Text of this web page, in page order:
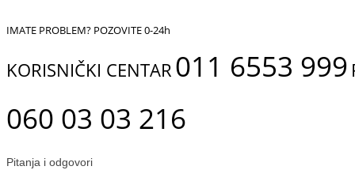
IMATE PROBLEM? POZOVITE 0-24h
KORISNIČKI CENTAR 011 6553 999
060 03 03 216
Pitanja i odgovori